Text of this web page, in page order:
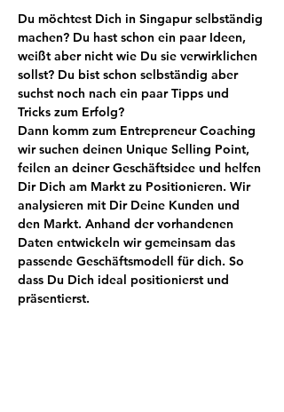
Du möchtest Dich in Singapur selbständig
machen? Du hast schon ein paar Ideen,
weißt aber nicht wie Du sie verwirklichen
sollst? Du bist schon selbständig aber
suchst noch nach ein paar Tipps und
Tricks zum Erfolg?
Dann komm zum Entrepreneur Coaching
wir suchen deinen Unique Selling Point,
feilen an deiner Geschäftsidee und helfen
Dir Dich am Markt zu Positionieren. Wir
analysieren mit Dir Deine Kunden und
den Markt. Anhand der vorhandenen
Daten entwickeln wir gemeinsam das
passende Geschäftsmodell für dich. So
dass Du Dich ideal positionierst und